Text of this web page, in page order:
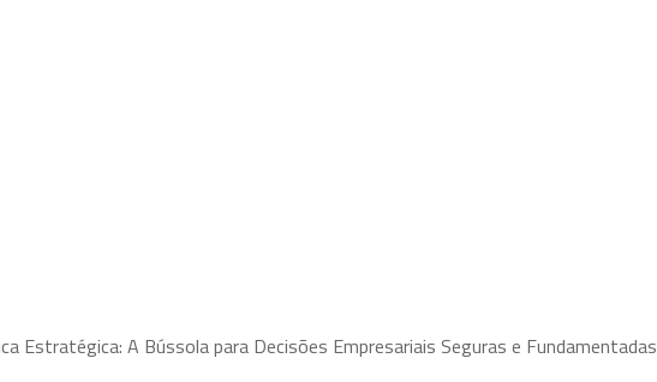
Estratégica: A Bússola para Decisões Empresariais Seguras e Fundamentadas